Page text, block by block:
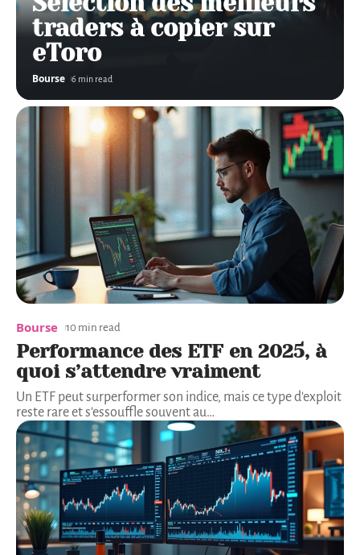
traders à copier sur
eToro
Bourse 6 min read
Bourse 10 min read
Performance des ETF en 2025, à
quoi s’attendre vraiment
Un ETF peut surperformer son indice, mais ce type d'exploit
reste rare et s'essouffle souvent au…